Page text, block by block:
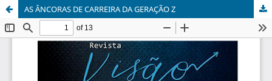
AS ÂNCORAS DE CARREIRA DA GERAÇÃO Z